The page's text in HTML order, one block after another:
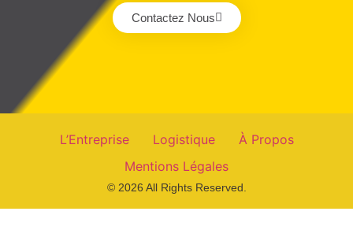
Contactez Nous
L’Entreprise Logistique
À Propos
Mentions Légales
© 2026 All Rights Reserved.